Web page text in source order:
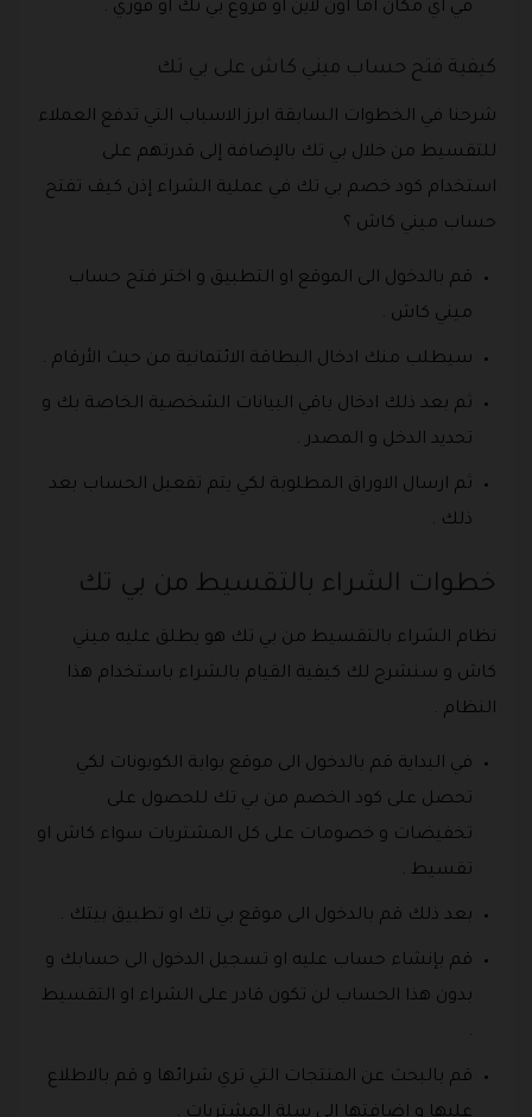
في اي مكان أما اون لاين او فروع بي تك او فوري .
كيفية فتح حساب ميني كاش على بي تك
شرحنا في الخطوات السابقة ابرز الاسباب التي تدفع العملاء
للتقسيط من خلال بي تك بالإضافة إلى قدرتهم على
استخدام كود خصم بي تك في عملية الشراء إذن كيف تفتح
حساب ميني كاش ؟
قم بالدخول الى الموقع او التطبيق و اختر فتح حساب
ميني كاش .
سيطلب منك ادخال البطاقة الائتمانية من حيث الأرقام .
ثم بعد ذلك ادخال باقي البيانات الشخصية الخاصة بك و
تحديد الدخل و المصدر .
ثم ارسال الاوراق المطلوبة لكي يتم تفعيل الحساب بعد
ذلك .
خطوات الشراء بالتقسيط من بي تك
نظام الشراء بالتقسيط من بي تك هو يطلق عليه ميني
كاش و سنشرح لك كيفية القيام بالشراء باستخدام هذا
النظام .
في البداية قم بالدخول الى موقع بوابة الكوبونات لكي
تحصل على كود الخصم من بي تك للحصول على
تخفيضات و خصومات على كل المشتريات سواء كاش او
تقسيط .
بعد ذلك قم بالدخول الى موقع بي تك او تطبيق بيتك .
قم بإنشاء حساب عليه او تسجيل الدخول الى حسابك و
بدون هذا الحساب لن تكون قادر على الشراء او التقسيط
.
قم بالبحث عن المنتجات التي تري شرائها و قم بالاطلاع
عليها و اضافتها الى سلة المشتريات .